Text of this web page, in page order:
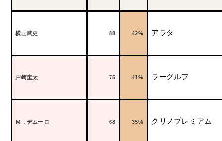
横山武史 88 42% アラタ
戸崎圭太 75 41% ラーグルフ
Ｍ．デムーロ 68 35% クリノプレミアム